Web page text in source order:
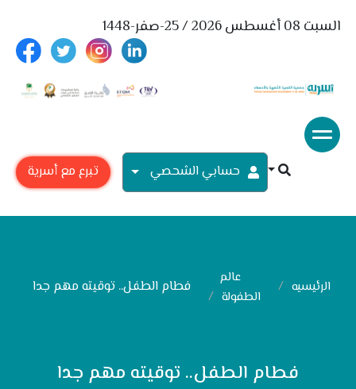
السبت 08 أغسطس 2026 / 25-صفر-1448
حسابي الشحصي تبرع مع أسرية
الرئيسيه
عالم
الطفولة
فطام الطفل.. توقيته مهم جدا
فطام الطفل.. توقيته مهم جدا